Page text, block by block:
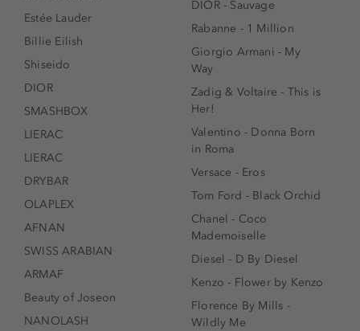
Estée Lauder
Billie Eilish
Shiseido
DIOR
SMASHBOX
LIERAC
LIERAC
DRYBAR
OLAPLEX
AFNAN
SWISS ARABIAN
ARMAF
Beauty of Joseon
NANOLASH
DIOR - Sauvage
Rabanne - 1 Million
Giorgio Armani - My
Way
Zadig & Voltaire - This is
Her!
Valentino - Donna Born
in Roma
Versace - Eros
Tom Ford - Black Orchid
Chanel - Coco
Mademoiselle
Diesel - D By Diesel
Kenzo - Flower by Kenzo
Florence By Mills -
Wildly Me